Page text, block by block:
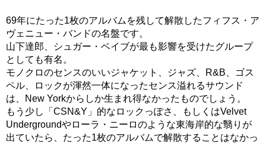
69年にたった1枚のアルバムを残して解散したフィフス・ア
ヴェニュー・バンドの名盤です。
山下達郎、シュガー・ベイブが最も影響を受けたグループ
としても有名。
モノクロのセンスのいいジャケット、ジャズ、R&B、ゴス
ペル、ロックが渾然一体になったセンス溢れるサウンド
は、New Yorkからしか生まれ得なかったものでしょう。
もう少し「CSN&Y」的なロックっぽさ、もしくはVelvet
Undergroundやローラ・ニーロのような東海岸的な翳りが
出ていたら、たった1枚のアルバムで解散することはなかっ